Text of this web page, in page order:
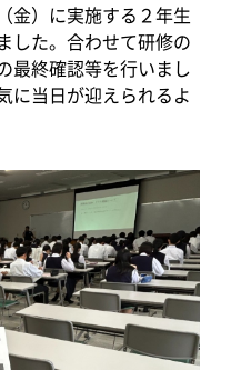
金）に実施する２年生
した。合わせて研修の
最終確認等を行いまし
に当日が迎えられるよ